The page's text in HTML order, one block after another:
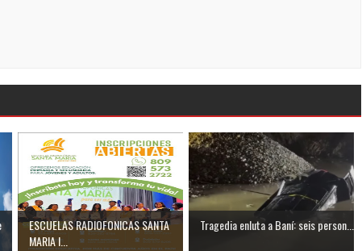
ESCUELAS RADIOFONICAS SANTA
MARIA I...
Tragedia enluta a Baní: seis person...